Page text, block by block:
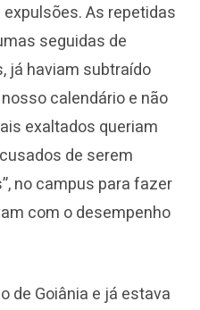
As repetidas
seguidas de
já haviam subtraído
calendário e não
exaltados queriam
de serem
no campus para fazer
com o desempenho
de Goiânia e já estava